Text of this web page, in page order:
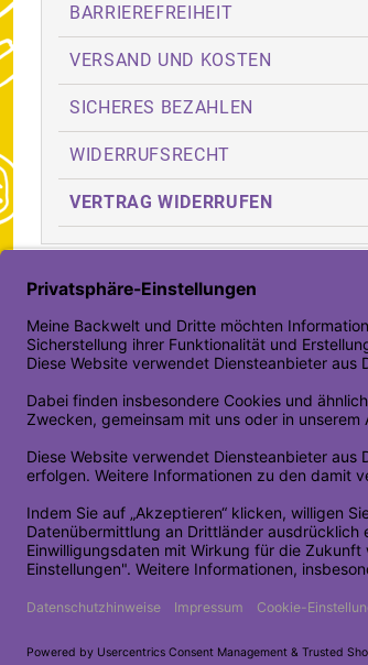
Toolbar
BARRIEREFREIHEIT
VERSAND UND KOSTEN
SICHERES BEZAHLEN
WIDERRUFSRECHT
VERTRAG WIDERRUFEN